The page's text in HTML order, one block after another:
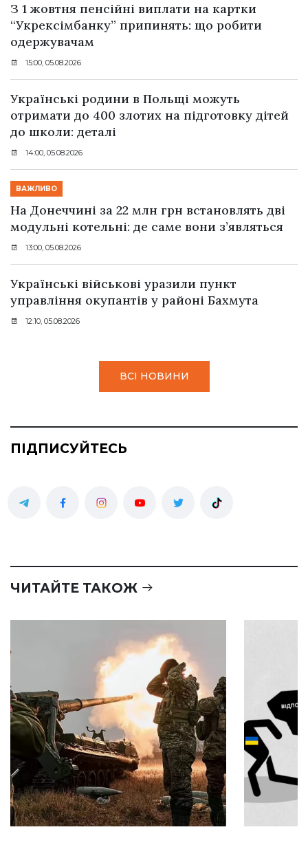
З 1 жовтня пенсійні виплати на картки
“Укрексімбанку” припинять: що робити
одержувачам
15:00, 05.08.2026
Українські родини в Польщі можуть
отримати до 400 злотих на підготовку дітей
до школи: деталі
14:00, 05.08.2026
ВАЖЛИВО
На Донеччині за 22 млн грн встановлять дві
модульні котельні: де саме вони з’являться
13:00, 05.08.2026
Українські військові уразили пункт
управління окупантів у районі Бахмута
12:10, 05.08.2026
ВСІ НОВИНИ
ПІДПИСУЙТЕСЬ
ЧИТАЙТЕ ТАКОЖ